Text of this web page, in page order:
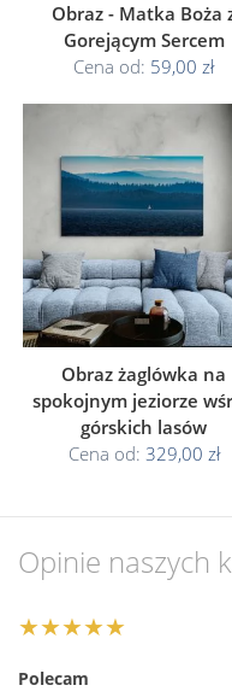
Obraz - Matka Boża
Gorejącym Sercem
Cena od: 59,00 zł
Obraz żaglówka na
spokojnym jeziorze
górskich lasów
Cena od: 329,00 zł
Opinie naszych
★★★★★
Polecam